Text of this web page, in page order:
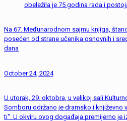
obeležila je 75 godina rada i
Na 67. Međunarodnom sajmu knjiga,
posećen od strane učenika osnovnih i
dana
October 24, 2024
U utorak, 29. oktobra, u velikoj sali
Somboru održano je dramsko i književno
ti“. U okviru ovog događaja premijerno je